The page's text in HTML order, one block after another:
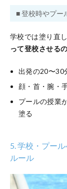
■ 登校時やプー
学校では塗り直
って登校させる
出発の20〜30
顔・首・腕・
プールの授業
塗る
5. 学校・プー
ルール